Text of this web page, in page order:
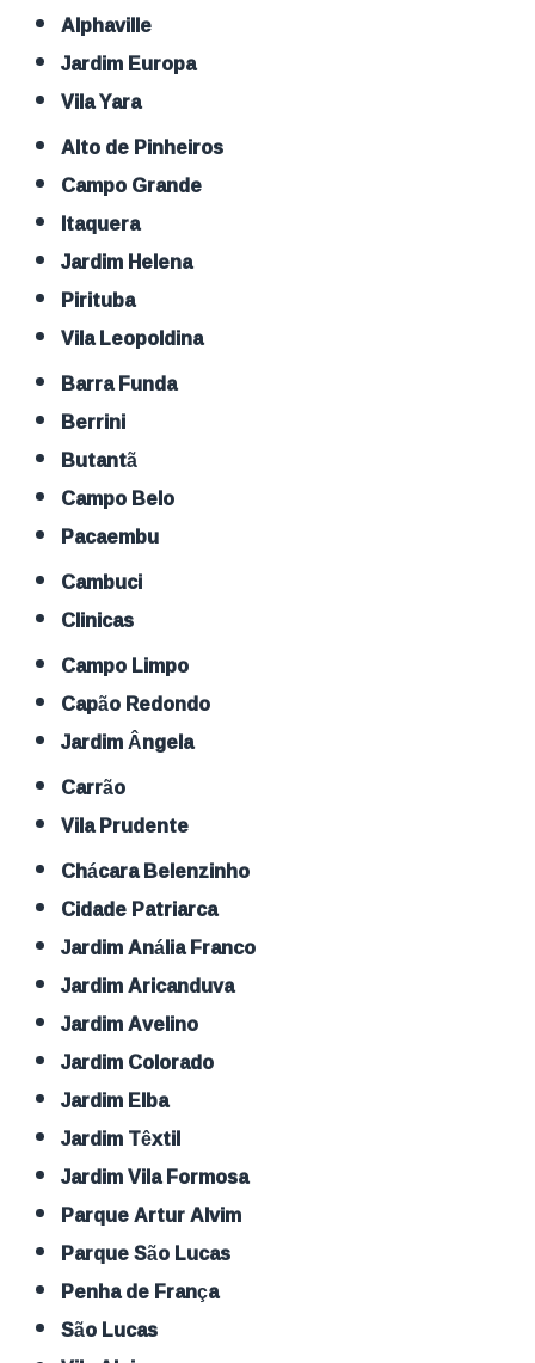
Alphaville
Jardim Europa
Vila Yara
Alto de Pinheiros
Campo Grande
Itaquera
Jardim Helena
Pirituba
Vila Leopoldina
Barra Funda
Berrini
Butantã
Campo Belo
Pacaembu
Cambuci
Clinicas
Campo Limpo
Capão Redondo
Jardim Ângela
Carrão
Vila Prudente
Chácara Belenzinho
Cidade Patriarca
Jardim Anália Franco
Jardim Aricanduva
Jardim Avelino
Jardim Colorado
Jardim Elba
Jardim Têxtil
Jardim Vila Formosa
Parque Artur Alvim
Parque São Lucas
Penha de França
São Lucas